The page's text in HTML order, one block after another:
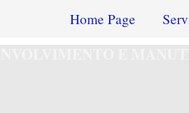
Home Page